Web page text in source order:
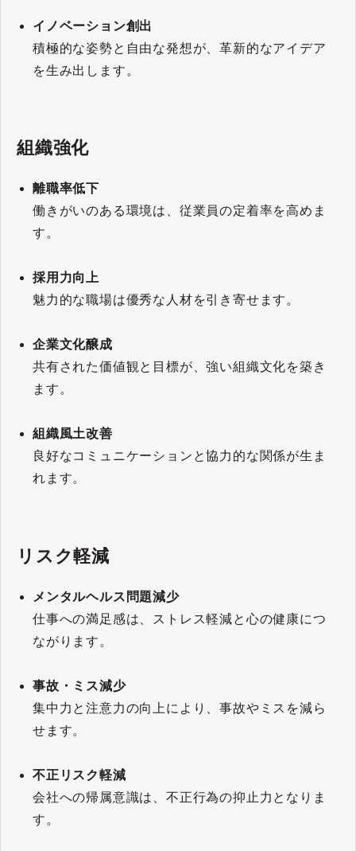
イノベーション創出
積極的な姿勢と自由な発想が、革新的なアイデア
を生み出します。
組織強化
離職率低下
働きがいのある環境は、従業員の定着率を高めま
す。
採用力向上
魅力的な職場は優秀な人材を引き寄せます。
企業文化醸成
共有された価値観と目標が、強い組織文化を築き
ます。
組織風土改善
良好なコミュニケーションと協力的な関係が生ま
れます。
リスク軽減
メンタルヘルス問題減少
仕事への満足感は、ストレス軽減と心の健康につ
ながります。
事故・ミス減少
集中力と注意力の向上により、事故やミスを減ら
せます。
不正リスク軽減
会社への帰属意識は、不正行為の抑止力となりま
す。